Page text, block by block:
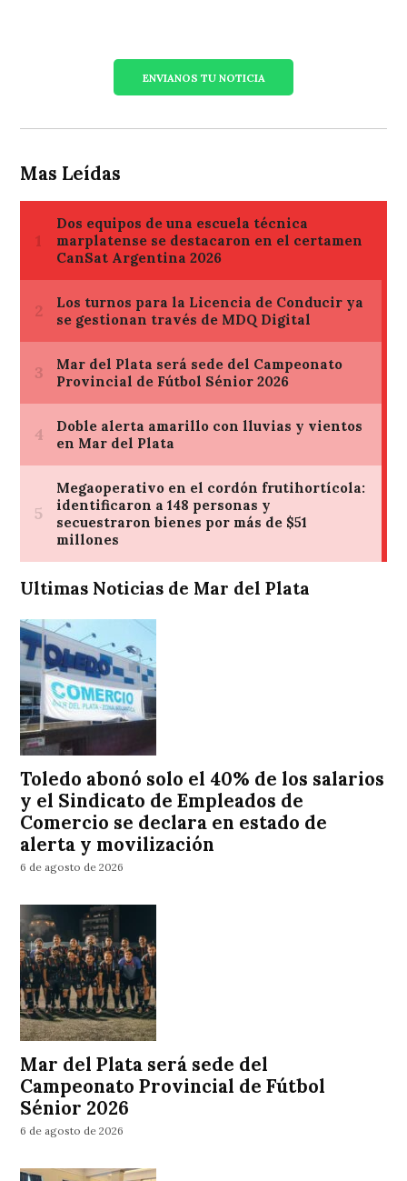
ENVIANOS TU NOTICIA
Mas Leídas
Ultimas Noticias de Mar del Plata
Toledo abonó solo el 40% de los salarios
y el Sindicato de Empleados de
Comercio se declara en estado de
alerta y movilización
6 de agosto de 2026
Mar del Plata será sede del
Campeonato Provincial de Fútbol
Sénior 2026
6 de agosto de 2026